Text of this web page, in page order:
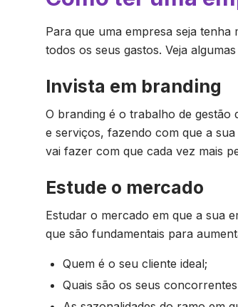
Para que uma empresa seja
todos os seus gastos. Veja
Invista em branding
O branding é o trabalho de gestão
e serviços, fazendo com que a
vai fazer com que cada vez mais
Estude o mercado
Estudar o mercado em que a sua
que são fundamentais para
Quem é o seu cliente ideal;
Quais são os seus